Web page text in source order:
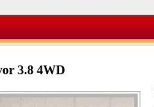
3.8 4WD